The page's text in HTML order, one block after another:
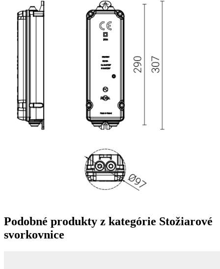
Podobné produkty z kategórie Stožiarové
svorkovnice